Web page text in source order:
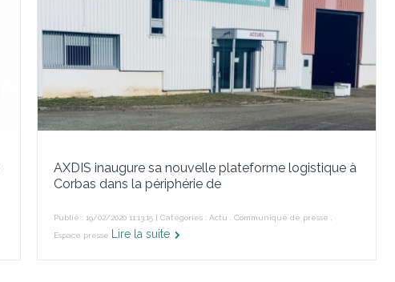
AXDIS inaugure sa nouvelle plateforme logistique à
Corbas dans la périphérie de
Publié : 19/02/2020 11:13:15 | Catégories : Actu ,Communiqué de presse
Espace presse
Lire la suite